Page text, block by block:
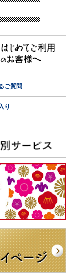
ご質問
り